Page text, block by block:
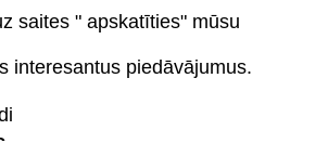
saites " apskatīties" mūsu
interesantus piedāvājumus.